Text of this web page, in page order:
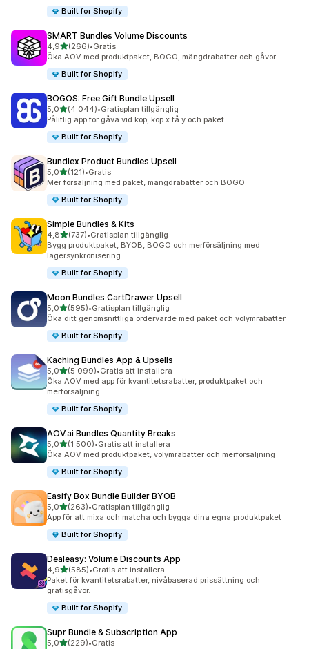
Built for Shopify
SMART Bundles Volume Discounts
4,9av 5 stjärnor
(266)
266 recensioner totalt
•Gratis
Öka AOV med produktpaket, BOGO, mängdrabatter och gåvor
Built for Shopify
BOGOS: Free Gift Bundle Upsell
5,0av 5 stjärnor
(4 044)
4044 recensioner totalt
•Gratisplan tillgänglig
Pålitlig app för gåva vid köp, köp x få y och paket
Built for Shopify
Bundlex Product Bundles Upsell
5,0av 5 stjärnor
(121)
121 recensioner totalt
•Gratis
Mer försäljning med paket, mängdrabatter och BOGO
Built for Shopify
Simple Bundles & Kits
4,8av 5 stjärnor
(737)
737 recensioner totalt
•Gratisplan tillgänglig
Bygg produktpaket, BYOB, BOGO och merförsäljning med
lagersynkronisering
Built for Shopify
Moon Bundles CartDrawer Upsell
5,0av 5 stjärnor
(595)
595 recensioner totalt
•Gratisplan tillgänglig
Öka ditt genomsnittliga ordervärde med paket och volymrabatter
Built for Shopify
Kaching Bundles App & Upsells
5,0av 5 stjärnor
(5 099)
5099 recensioner totalt
•Gratis att installera
Öka AOV med app för kvantitetsrabatter, produktpaket och
merförsäljning
Built for Shopify
AOV.ai Bundles Quantity Breaks
5,0av 5 stjärnor
(1 500)
1500 recensioner totalt
•Gratis att installera
Öka AOV med produktpaket, volymrabatter och merförsäljning
Built for Shopify
Easify Box Bundle Builder BYOB
5,0av 5 stjärnor
(263)
263 recensioner totalt
•Gratisplan tillgänglig
App för att mixa och matcha och bygga dina egna produktpaket
Built for Shopify
Dealeasy: Volume Discounts App
4,9av 5 stjärnor
(585)
585 recensioner totalt
•Gratis att installera
Paket för kvantitetsrabatter, nivåbaserad prissättning och
gratisgåvor.
Built for Shopify
Supr Bundle & Subscription App
5,0av 5 stjärnor
(229)
229 recensioner totalt
•Gratis